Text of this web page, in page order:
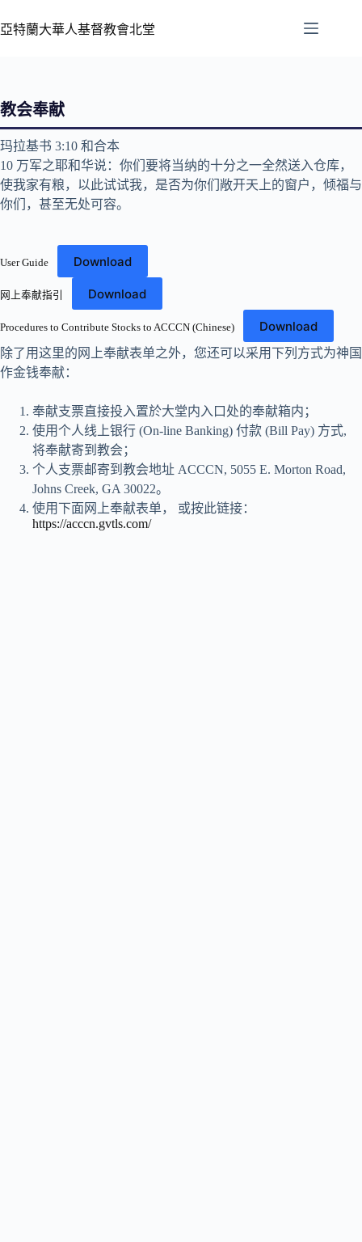
亞特蘭大華人基督教會北堂
教会奉献
玛拉基书‬ 3:10 和合本
10 万军之耶和华说：你们要将当纳的十分之一全然送入仓库，
使我家有粮，以此试试我，是否为你们敞开天上的窗户，倾福与
你们，甚至无处可容。
User Guide Download
网上奉献指引 Download
Procedures to Contribute Stocks to ACCCN (Chinese) Download
除了用这里的网上奉献表单之外，您还可以采用下列方式为神国
作金钱奉献：
奉献支票直接投入置於大堂内入口处的奉献箱内；
使用个人线上银行 (On-line Banking) 付款 (Bill Pay) 方式,
将奉献寄到教会；
个人支票邮寄到教会地址 ACCCN, 5055 E. Morton Road,
Johns Creek, GA 30022。
使用下面网上奉献表单， 或按此链接：
https://acccn.gvtls.com/